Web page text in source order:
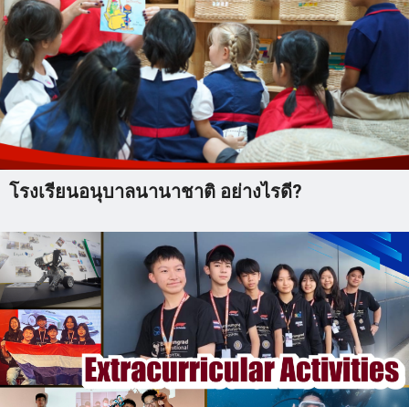
โรงเรียนอนุบาลนานาชาติ อย่างไรดี?